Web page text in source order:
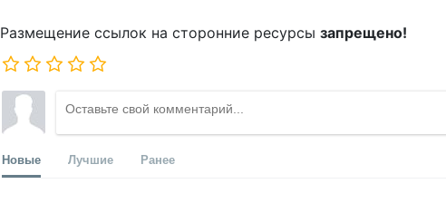
Размещение ссылок на сторонние ресурсы запрещено!
Новые Лучшие Ранее